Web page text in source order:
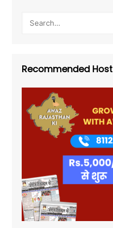
Recommended Host